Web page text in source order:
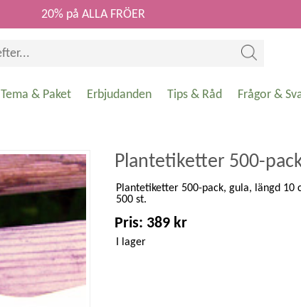
20% på ALLA FRÖER
Tema & Paket Erbjudanden Tips & Råd Frågor &
Plantetiketter 500-
Plantetiketter 500-pack, gula, längd
500 st.
Pris: 389 kr
I lager